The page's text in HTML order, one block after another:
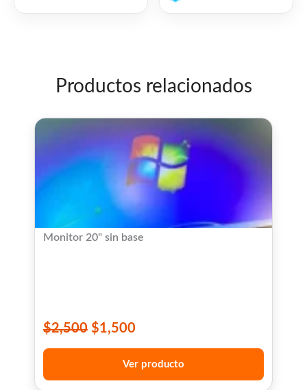
de
Productos relacionados
Monitor 20" sin base
$2,500 $1,500
Ver producto